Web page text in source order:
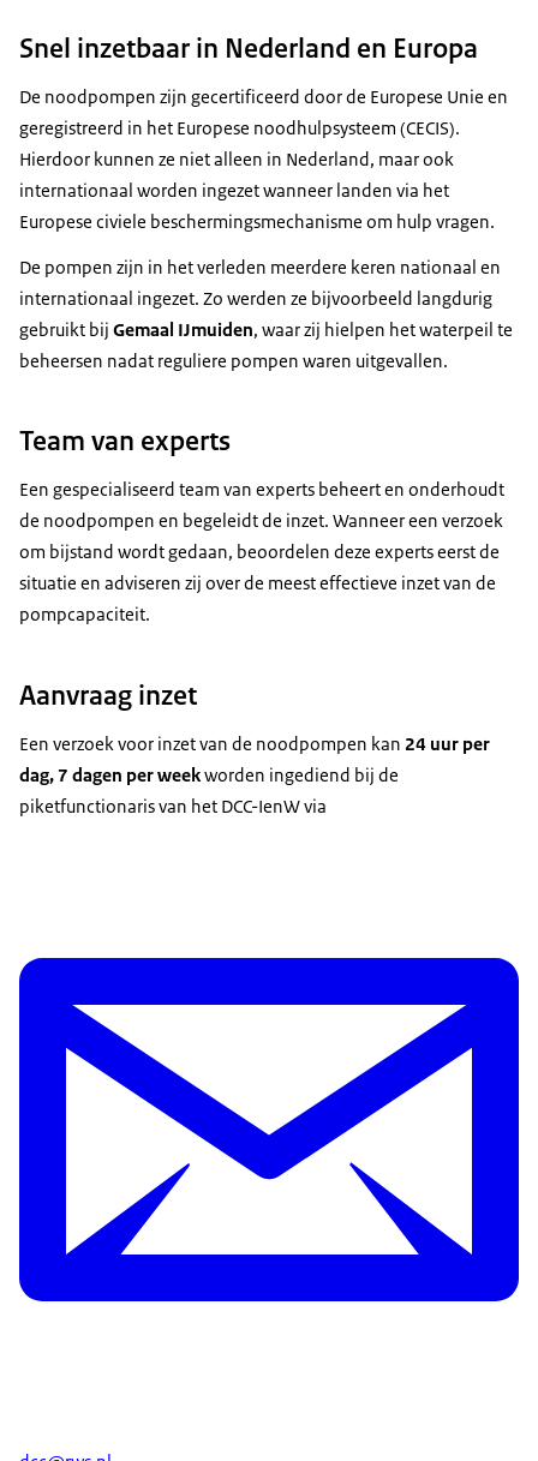
Snel inzetbaar in Nederland en Europa
De noodpompen zijn gecertificeerd door de Europese Unie en
geregistreerd in het Europese noodhulpsysteem (CECIS).
Hierdoor kunnen ze niet alleen in Nederland, maar ook
internationaal worden ingezet wanneer landen via het
Europese civiele beschermingsmechanisme om hulp vragen.
De pompen zijn in het verleden meerdere keren nationaal en
internationaal ingezet. Zo werden ze bijvoorbeeld langdurig
gebruikt bij Gemaal IJmuiden, waar zij hielpen het waterpeil te
beheersen nadat reguliere pompen waren uitgevallen.
Team van experts
Een gespecialiseerd team van experts beheert en onderhoudt
de noodpompen en begeleidt de inzet. Wanneer een verzoek
om bijstand wordt gedaan, beoordelen deze experts eerst de
situatie en adviseren zij over de meest effectieve inzet van de
pompcapaciteit.
Aanvraag inzet
Een verzoek voor inzet van de noodpompen kan 24 uur per
dag, 7 dagen per weekworden ingediend bij de
piketfunctionaris van het DCC-IenW via